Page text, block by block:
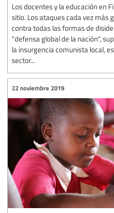
Los docentes y la educación en
sitio. Los ataques cada vez más
contra todas las formas de
"defensa global de la nación",
la insurgencia comunista local,
sector...
22 noviembre 2019